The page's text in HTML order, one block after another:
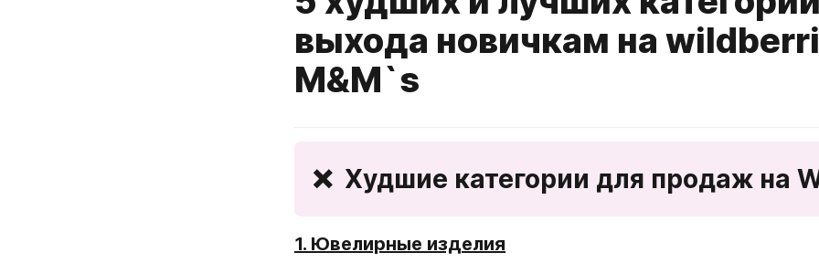
выхода новичкам на
M&M`s
❌  Худшие категории для продаж на
1. Ювелирные изделия